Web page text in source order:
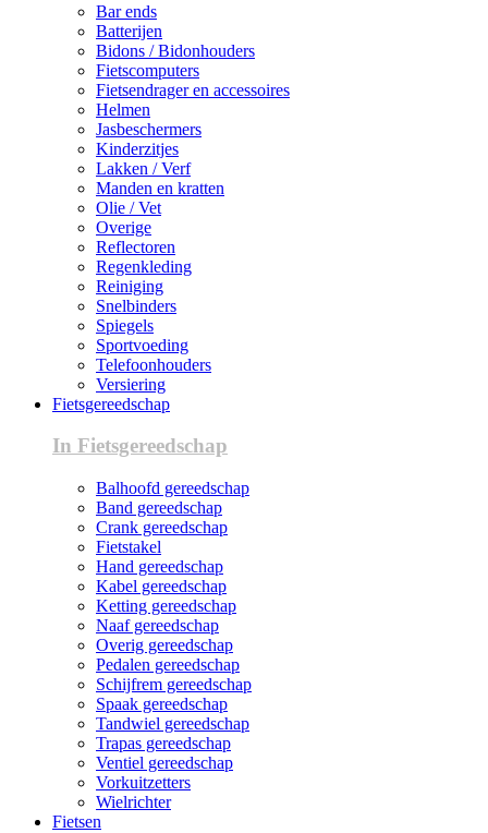
Bar ends
Batterijen
Bidons / Bidonhouders
Fietscomputers
Fietsendrager en accessoires
Helmen
Jasbeschermers
Kinderzitjes
Lakken / Verf
Manden en kratten
Olie / Vet
Overige
Reflectoren
Regenkleding
Reiniging
Snelbinders
Spiegels
Sportvoeding
Telefoonhouders
Versiering
Fietsgereedschap
In Fietsgereedschap
Balhoofd gereedschap
Band gereedschap
Crank gereedschap
Fietstakel
Hand gereedschap
Kabel gereedschap
Ketting gereedschap
Naaf gereedschap
Overig gereedschap
Pedalen gereedschap
Schijfrem gereedschap
Spaak gereedschap
Tandwiel gereedschap
Trapas gereedschap
Ventiel gereedschap
Vorkuitzetters
Wielrichter
Fietsen